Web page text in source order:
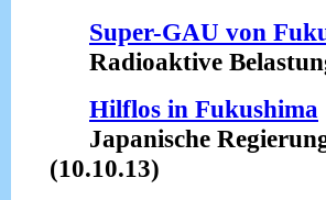
Super-GAU von
Radioaktive
Hilflos in Fukushima
Japanische
(10.10.13)